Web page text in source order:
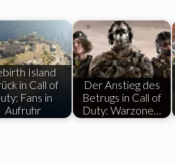
Island
in Call of
Fans in
Aufruhr
Der Anstieg des
Betrugs in Call of
Duty: Warzone…